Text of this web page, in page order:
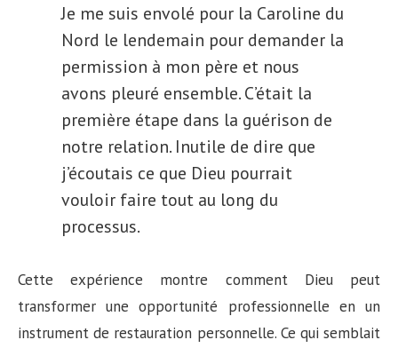
Je me suis envolé pour la Caroline du
Nord le lendemain pour demander la
permission à mon père et nous
avons pleuré ensemble. C’était la
première étape dans la guérison de
notre relation. Inutile de dire que
j’écoutais ce que Dieu pourrait
vouloir faire tout au long du
processus.
Cette expérience montre comment Dieu peut
transformer une opportunité professionnelle en un
instrument de restauration personnelle. Ce qui semblait